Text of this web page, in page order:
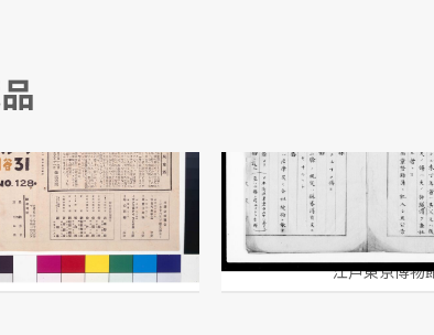
ムーラン・ルージュ 第128回公演番組
東京博物館
商社 (法令草案)
江戸東京博物